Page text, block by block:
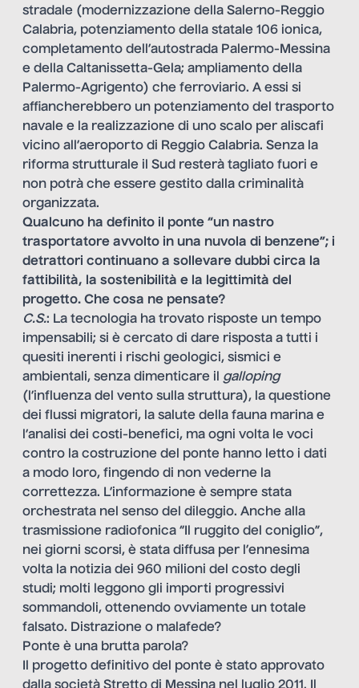
stradale (modernizzazione della Salerno-Reggio
Calabria, potenziamento della statale 106 ionica,
completamento dell’autostrada Palermo-Messina
e della Caltanissetta-Gela; ampliamento della
Palermo-Agrigento) che ferroviario. A essi si
affiancherebbero un potenziamento del trasporto
navale e la realizzazione di uno scalo per aliscafi
vicino all’aeroporto di Reggio Calabria. Senza la
riforma strutturale il Sud resterà tagliato fuori e
non potrà che essere gestito dalla criminalità
organizzata.
Qualcuno ha definito il ponte “un nastro
trasportatore avvolto in una nuvola di benzene”; i
detrattori continuano a sollevare dubbi circa la
fattibilità, la sostenibilità e la legittimità del
progetto. Che cosa ne pensate?
C.S.: La tecnologia ha trovato risposte un tempo
impensabili; si è cercato di dare risposta a tutti i
quesiti inerenti i rischi geologici, sismici e
ambientali, senza dimenticare il galloping
(l’influenza del vento sulla struttura), la questione
dei flussi migratori, la salute della fauna marina e
l’analisi dei costi-benefici, ma ogni volta le voci
contro la costruzione del ponte hanno letto i dati
a modo loro, fingendo di non vederne la
correttezza. L’informazione è sempre stata
orchestrata nel senso del dileggio. Anche alla
trasmissione radiofonica “Il ruggito del coniglio”,
nei giorni scorsi, è stata diffusa per l’ennesima
volta la notizia dei 960 milioni del costo degli
studi; molti leggono gli importi progressivi
sommandoli, ottenendo ovviamente un totale
falsato. Distrazione o malafede?
Ponte è una brutta parola?
Il progetto definitivo del ponte è stato approvato